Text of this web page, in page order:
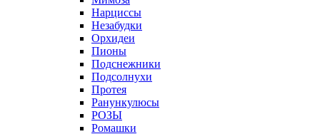
Нарциссы
Незабудки
Орхидеи
Пионы
Подснежники
Подсолнухи
Протея
Ранункулюсы
РОЗЫ
Ромашки